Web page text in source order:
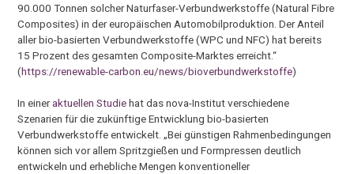
90.000 Tonnen solcher Naturfaser-Verbundwerkstoffe (Natural Fibre
Composites) in der europäischen Automobilproduktion. Der Anteil
aller bio-basierten Verbundwerkstoffe (WPC und NFC) hat bereits
15 Prozent des gesamten Composite-Marktes erreicht.“
(https://renewable-carbon.eu/news/bioverbundwerkstoffe)
In eineraktuellen Studiehat das nova-Institut verschiedene
Szenarien für die zukünftige Entwicklung bio-basierten
Verbundwerkstoffe entwickelt. „Bei günstigen Rahmenbedingungen
können sich vor allem Spritzgießen und Formpressen deutlich
entwickeln und erhebliche Mengen konventioneller